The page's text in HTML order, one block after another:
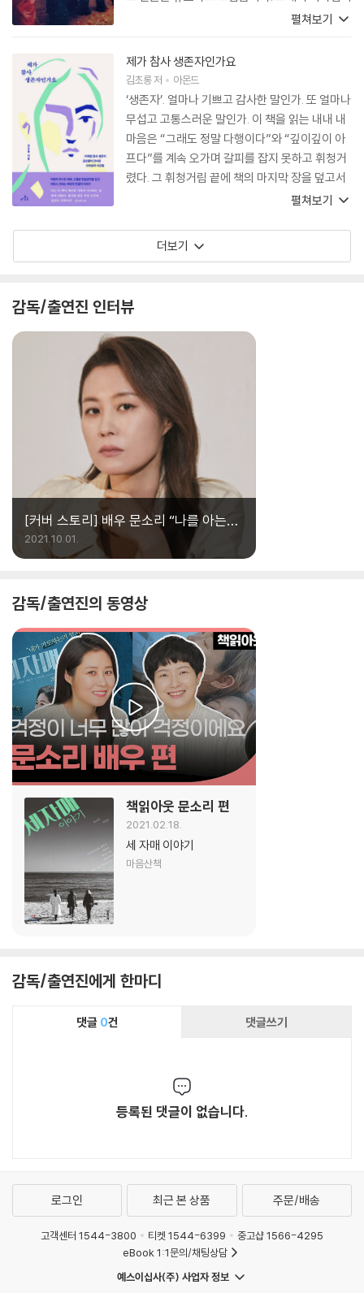
다. ‘오아시스’와 같이 뜨겁고 깊은 작품을 다시 만
그 뜨거운 시간들을 다시 한번 느낄 수 있기를. 오
늘도 간절히 기다립니다. ‘오아시스’ 각본집이 출
간된다면 그 책은 제가 세상에서 가장 사랑하는
책이 될 것입니다.
펼쳐보기
제가 참사 생존자인가요
김초롱저 아몬드
‘생존자’. 얼마나 기쁘고 감사한 말인가. 또 얼마나
무섭고 고통스러운 말인가. 이 책을 읽는 내내 내
마음은 “그래도 정말 다행이다”와 “깊이깊이 아
프다”를 계속 오가며 갈피를 잡지 못하고 휘청거
렸다. 그 휘청거림 끝에 책의 마지막 장을 덮고서
나는 이 책이 이태원 참사 생존자 김초롱 개인의
이 무엇인지 또 이 사회는 참사를 어떻게 받아들
였는지 그 속에서 많은 생존자들과 유가족들은 또
며 또 그 참사를 겪은 우리 모두의, 집단의 기록이
다. 그리고 결국, 이 기록은 모두에게 질문을 던진
다. 우리 삶에 중요한 것은 무엇인지, 이 사회가 놓
치고 있는 것은 무엇인지, 우리는 어떻게 살아야
할 것인지……. 이 글을 용기 내어 세상에 보여준
김초롱 작가에게 감사와 위로와 한없는 응원을 보
낸다. 그리고 모두가 더 이상 아프지 않기만을 간
절히, 간절히 바란다.
펼쳐보기
더보기
감독/출연진 인터뷰
[커버 스토리] 배우 문소리 “나를 아는
사람이 된다는 것”
2021.10.01.
감독/출연진의 동영상
책읽아웃 문소리 편
2021.02.18.
세 자매 이야기
마음산책
감독/출연진에게 한마디
댓글 0건 댓글쓰기
등록된 댓글이 없습니다.
로그인 최근 본 상품 주문/배송
고객센터 1544-3800 티켓 1544-6399
중고샵 1566-4295
eBook 1:1문의/채팅상담
예스이십사(주) 사업자 정보